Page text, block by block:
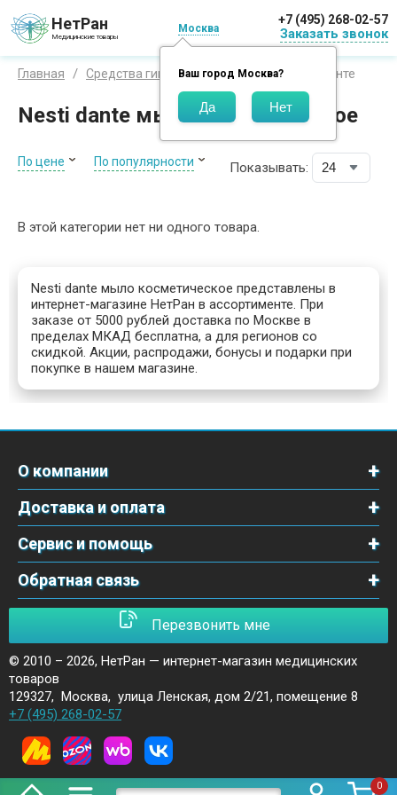
НетРан
Медицинские товары
Москва
Ваш город Москва?
+7 (495) 268-02-57
Заказать звонок
0
Главная Средства гигиены Бренды Нести данте
Nesti dante мыло косметическое
По цене По популярности Показывать:
В этой категории нет ни одного товара.
Nesti dante мыло косметическое представлены в
интернет-магазине НетРан в ассортименте. При
заказе от 5000 рублей доставка по Москве в
пределах МКАД бесплатна, а для регионов со
скидкой. Акции, распродажи, бонусы и подарки при
покупке в нашем магазине.
О компании
Доставка и оплата
Сервис и помощь
Обратная связь
Перезвонить мне
© 2010 – 2026, НетРан — интернет-магазин медицинских
товаров
129327, Москва, улица Ленская, дом 2/21, помещение 8
+7 (495) 268-02-57